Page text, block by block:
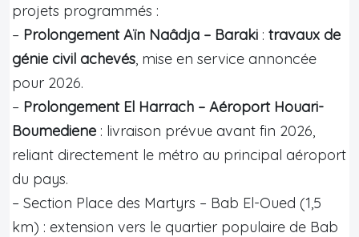
projets programmés :
– Prolongement Aïn Naâdja – Baraki : travaux de
génie civil achevés, mise en service annoncée
pour 2026.
– Prolongement El Harrach – Aéroport Houari-
Boumediene : livraison prévue avant fin 2026,
reliant directement le métro au principal aéroport
du pays.
– Section Place des Martyrs – Bab El-Oued (1,5
km) : extension vers le quartier populaire de Bab